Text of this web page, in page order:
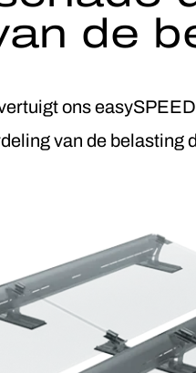
de
ons
van de belasting